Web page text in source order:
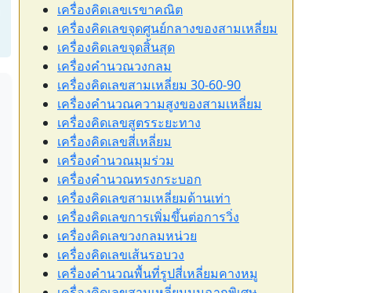
เครื่องคิดเลขเรขาคณิต
เครื่องคิดเลขจุดศูนย์กลางของสามเหลี่ยม
เครื่องคิดเลขจุดสิ้นสุด
เครื่องคำนวณวงกลม
เครื่องคิดเลขสามเหลี่ยม 30-60-90
เครื่องคำนวณความสูงของสามเหลี่ยม
เครื่องคิดเลขสูตรระยะทาง
เครื่องคิดเลขสี่เหลี่ยม
เครื่องคำนวณมุมร่วม
เครื่องคำนวณทรงกระบอก
เครื่องคิดเลขสามเหลี่ยมด้านเท่า
เครื่องคิดเลขการเพิ่มขึ้นต่อการวิ่ง
เครื่องคิดเลขวงกลมหน่วย
เครื่องคิดเลขเส้นรอบวง
เครื่องคำนวณพื้นที่รูปสี่เหลี่ยมคางหมู